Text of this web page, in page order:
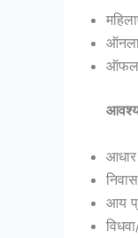
आधार
आय